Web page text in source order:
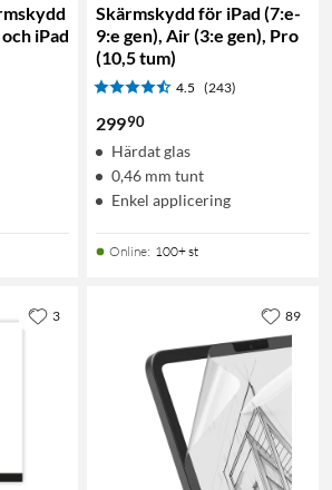
iPad
Skärmskydd för iPad (7:e-
9:e gen), Air (3:e gen), Pro
(10,5 tum)
4.5 (243)
29990
Härdat glas
0,46 mm tunt
Enkel applicering
Online: 100+ st
3 89